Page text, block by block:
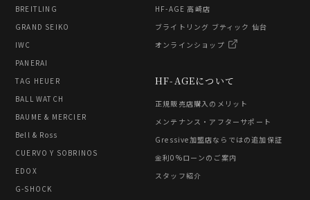
BREITLING
GRAND SEIKO
IWC
PANERAI
TAG HEUER
BALL WATCH
BAUME & MERCIER
Bell & Ross
CUERVO Y SOBRINOS
EDOX
G-SHOCK
HF-AGEについて
正規販売店購入のメリット
メンテナンス・アフターサポート
Gressive加盟店ならではの追加保証
金利0%ローンのご案内
スタッフ紹介
HF-AGE 高崎店
ブライトリング ブティック 仙台
オンラインショップ